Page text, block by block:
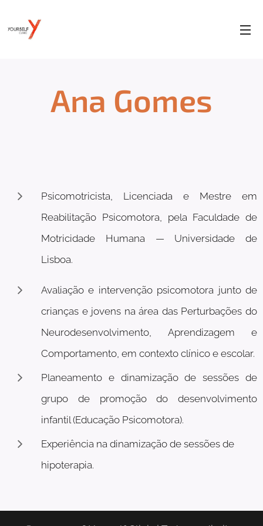
Ana Gomes
Psicomotricista, Licenciada e Mestre em
Reabilitação Psicomotora, pela Faculdade de
Motricidade Humana — Universidade de
Lisboa.
Avaliação e intervenção psicomotora junto de
crianças e jovens na área das Perturbações do
Neurodesenvolvimento, Aprendizagem e
Comportamento, em contexto clínico e escolar.
Planeamento e dinamização de sessões de
grupo de promoção do desenvolvimento
infantil (Educação Psicomotora).
Experiência na dinamização de sessões de
hipoterapia.